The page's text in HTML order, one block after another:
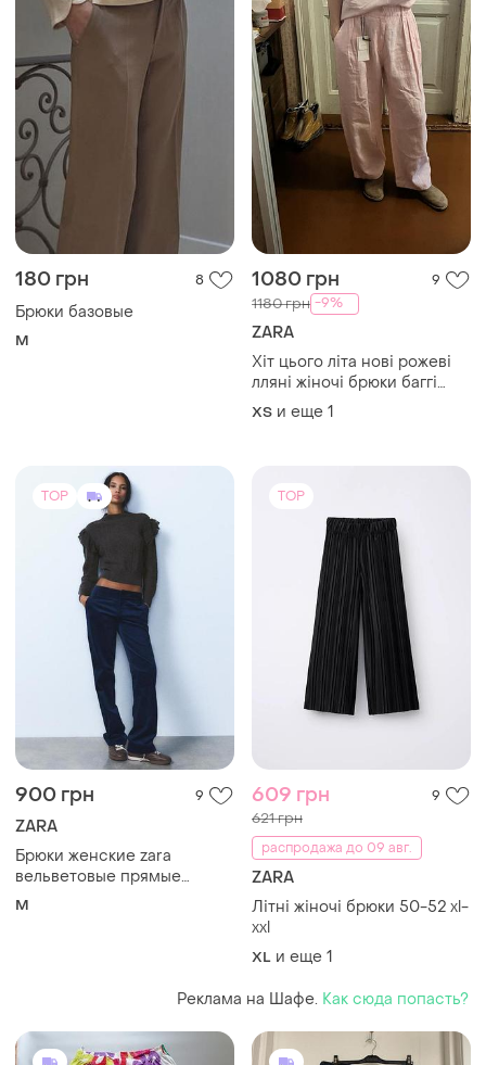
180 грн 8
Брюки базовые
M
1080 грн 9
1180 грн -9%
ZARA
Хіт цього літа нові рожеві
лляні жіночі брюки баггі
zara
ХS и еще 1
TOP
900 грн 9
ZARA
Брюки женские zara
вельветовые прямые
широкие темно-синие
M
TOP
609 грн 9
621 грн
распродажа до 09 авг.
ZARA
Літні жіночі брюки 50-52 xl-
xxl
XL и еще 1
Реклама на Шафе. Как сюда попасть?